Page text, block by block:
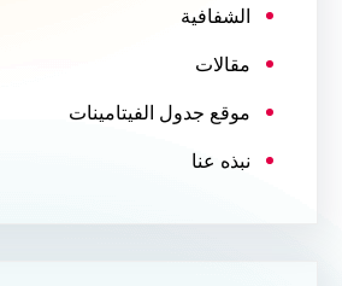
الشفافية
مقالات
موقع جدول الفيتامينات
نبذه عنا